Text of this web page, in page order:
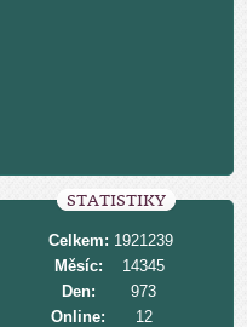
STATISTIKY
Online: 12
Celkem: 1921239
Měsíc:
14345
Den:
973